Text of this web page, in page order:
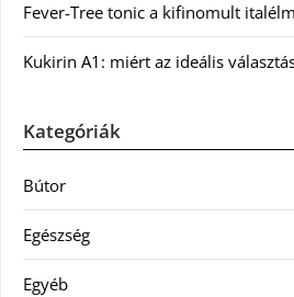
Fever-Tree tonic a kifinomult
Kukirin A1: miért az ideális
Kategóriák
Bútor
Egészség
Egyéb